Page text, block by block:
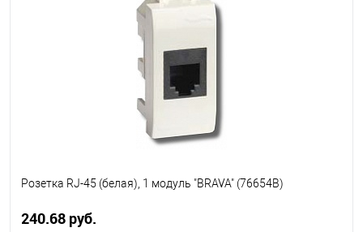
Розетка RJ-45 (белая), 1 модуль "BRAVA" (76654B)
240.68 руб.